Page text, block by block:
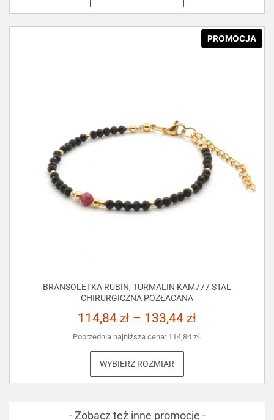
PROMOCJA
BRANSOLETKA RUBIN, TURMALIN KAM777 STAL
CHIRURGICZNA POZŁACANA
114,84 zł – 133,44 zł
Poprzednia najniższa cena: 114,84 zł.
WYBIERZ ROZMIAR
- Zobacz też inne promocje -